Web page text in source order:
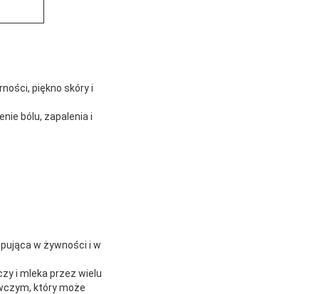
piękno skóry i
bólu, zapalenia i
w żywności i w
i mleka przez wielu
który może